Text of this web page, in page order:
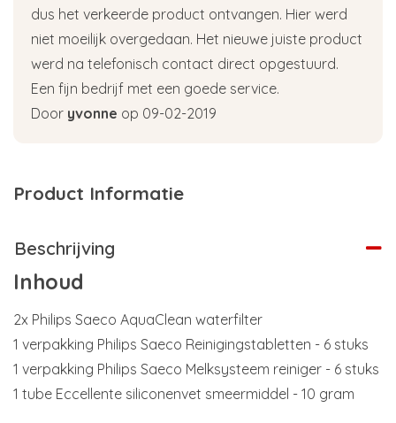
dus het verkeerde product ontvangen. Hier werd
niet moeilijk overgedaan. Het nieuwe juiste product
werd na telefonisch contact direct opgestuurd.
Een fijn bedrijf met een goede service.
Door yvonne op 09-02-2019
Product Informatie
Beschrijving
Inhoud
2x Philips Saeco AquaClean waterfilter
1 verpakking Philips Saeco Reinigingstabletten - 6 stuks
1 verpakking Philips Saeco Melksysteem reiniger - 6 stuks
1 tube Eccellente siliconenvet smeermiddel - 10 gram